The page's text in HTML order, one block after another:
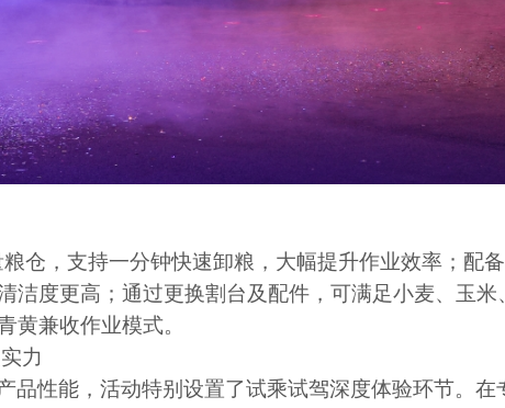
粮仓，支持一分钟快速卸粮，大幅提升作业效率；配备
洁度更高；通过更换割台及配件，可满足小麦、玉
黄兼收作业模式。
力
品性能，活动特别设置了试乘试驾深度体验环节。